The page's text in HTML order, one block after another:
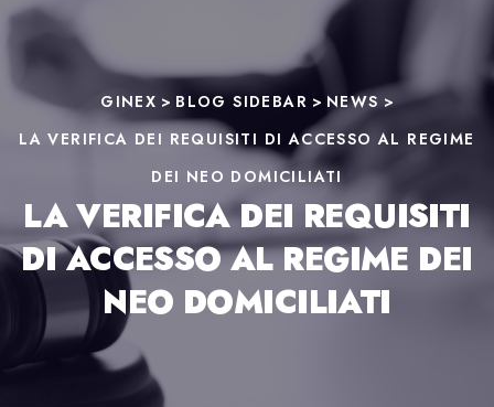
GINEX > BLOG SIDEBAR > NEWS >
LA VERIFICA DEI REQUISITI DI ACCESSO AL REGIME
DEI NEO DOMICILIATI
LA VERIFICA DEI REQUISITI
DI ACCESSO AL REGIME DEI
NEO DOMICILIATI